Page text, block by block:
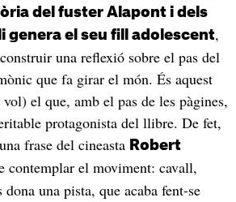
del fuster Alapont i dels
genera el seu fill adolescent,
una reflexió sobre el pas del
que fa girar el món. És aquest
el que, amb el pas de les pàgines,
protagonista del llibre. De fet,
frase del cineasta Robert
contemplar el moviment: cavall,
una pista, que acaba fent-se